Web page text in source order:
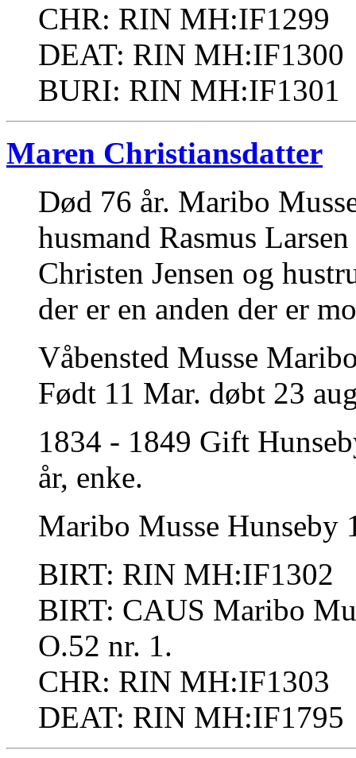
CHR: RIN MH:IF1299
DEAT: RIN MH:IF1300
BURI: RIN MH:IF1301
Maren Christiansdatter
Død 76 år. Maribo
husmand Rasmus
Christen Jensen og
der er en anden der er
Våbensted Musse
Født 11 Mar. døbt 23
1834 - 1849 Gift
år, enke.
Maribo Musse Hunseby
BIRT: RIN MH:IF1302
BIRT: CAUS Maribo
O.52 nr. 1.
CHR: RIN MH:IF1303
DEAT: RIN MH:IF1795